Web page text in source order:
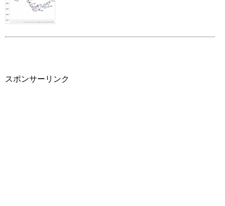
スポンサーリンク